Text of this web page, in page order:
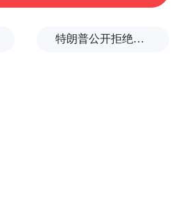
特朗普公开拒绝泽连斯基！